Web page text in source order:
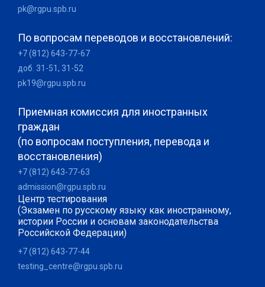
pk@rgpu.spb.ru
По вопросам переводов и восстановлений:
+7 (812) 643-77-67
доб. 31-51, 31-52
pk19@rgpu.spb.ru
Приемная комиссия для иностранных
граждан
(по вопросам поступления, перевода и
восстановления)
+7 (812) 643-77-63
admission@rgpu.spb.ru
Центр тестирования
(Экзамен по русскому языку как иностранному,
истории России и основам законодательства
Российской Федерации)
+7 (812) 643-77-44
testing_centre@rgpu.spb.ru